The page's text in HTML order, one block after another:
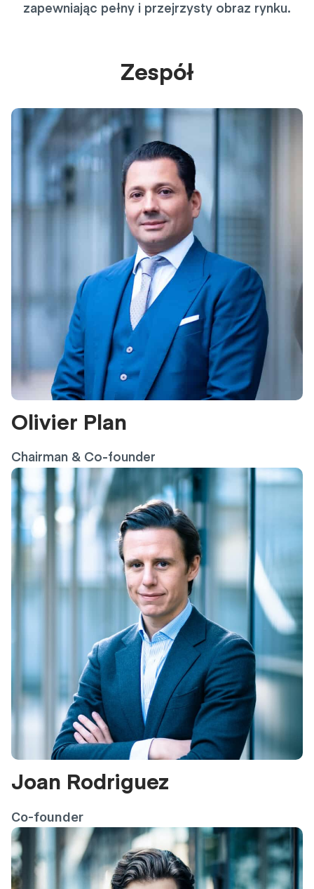
zapewniając pełny i przejrzysty obraz rynku.
Zespół
Olivier Plan
Chairman & Co-founder
Joan Rodriguez
Co-founder